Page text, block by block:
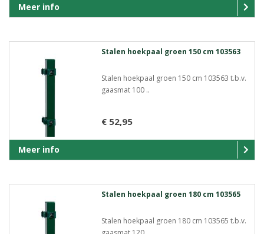
Meer info
Stalen hoekpaal groen 150 cm 103563
Stalen hoekpaal groen 150 cm 103563 t.b.v.
gaasmat 100 ..
€ 52,95
Meer info
Stalen hoekpaal groen 180 cm 103565
Stalen hoekpaal groen 180 cm 103565 t.b.v.